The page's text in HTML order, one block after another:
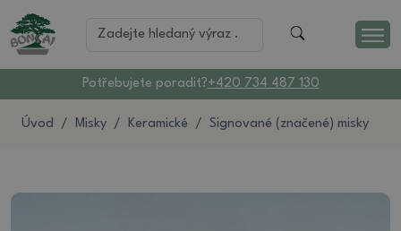
Potřebujete poradit?+420 734 487 130
Úvod Misky Keramické Signované (značené) misky